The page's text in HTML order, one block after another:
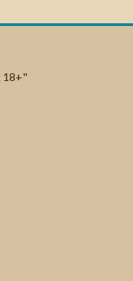
18+"